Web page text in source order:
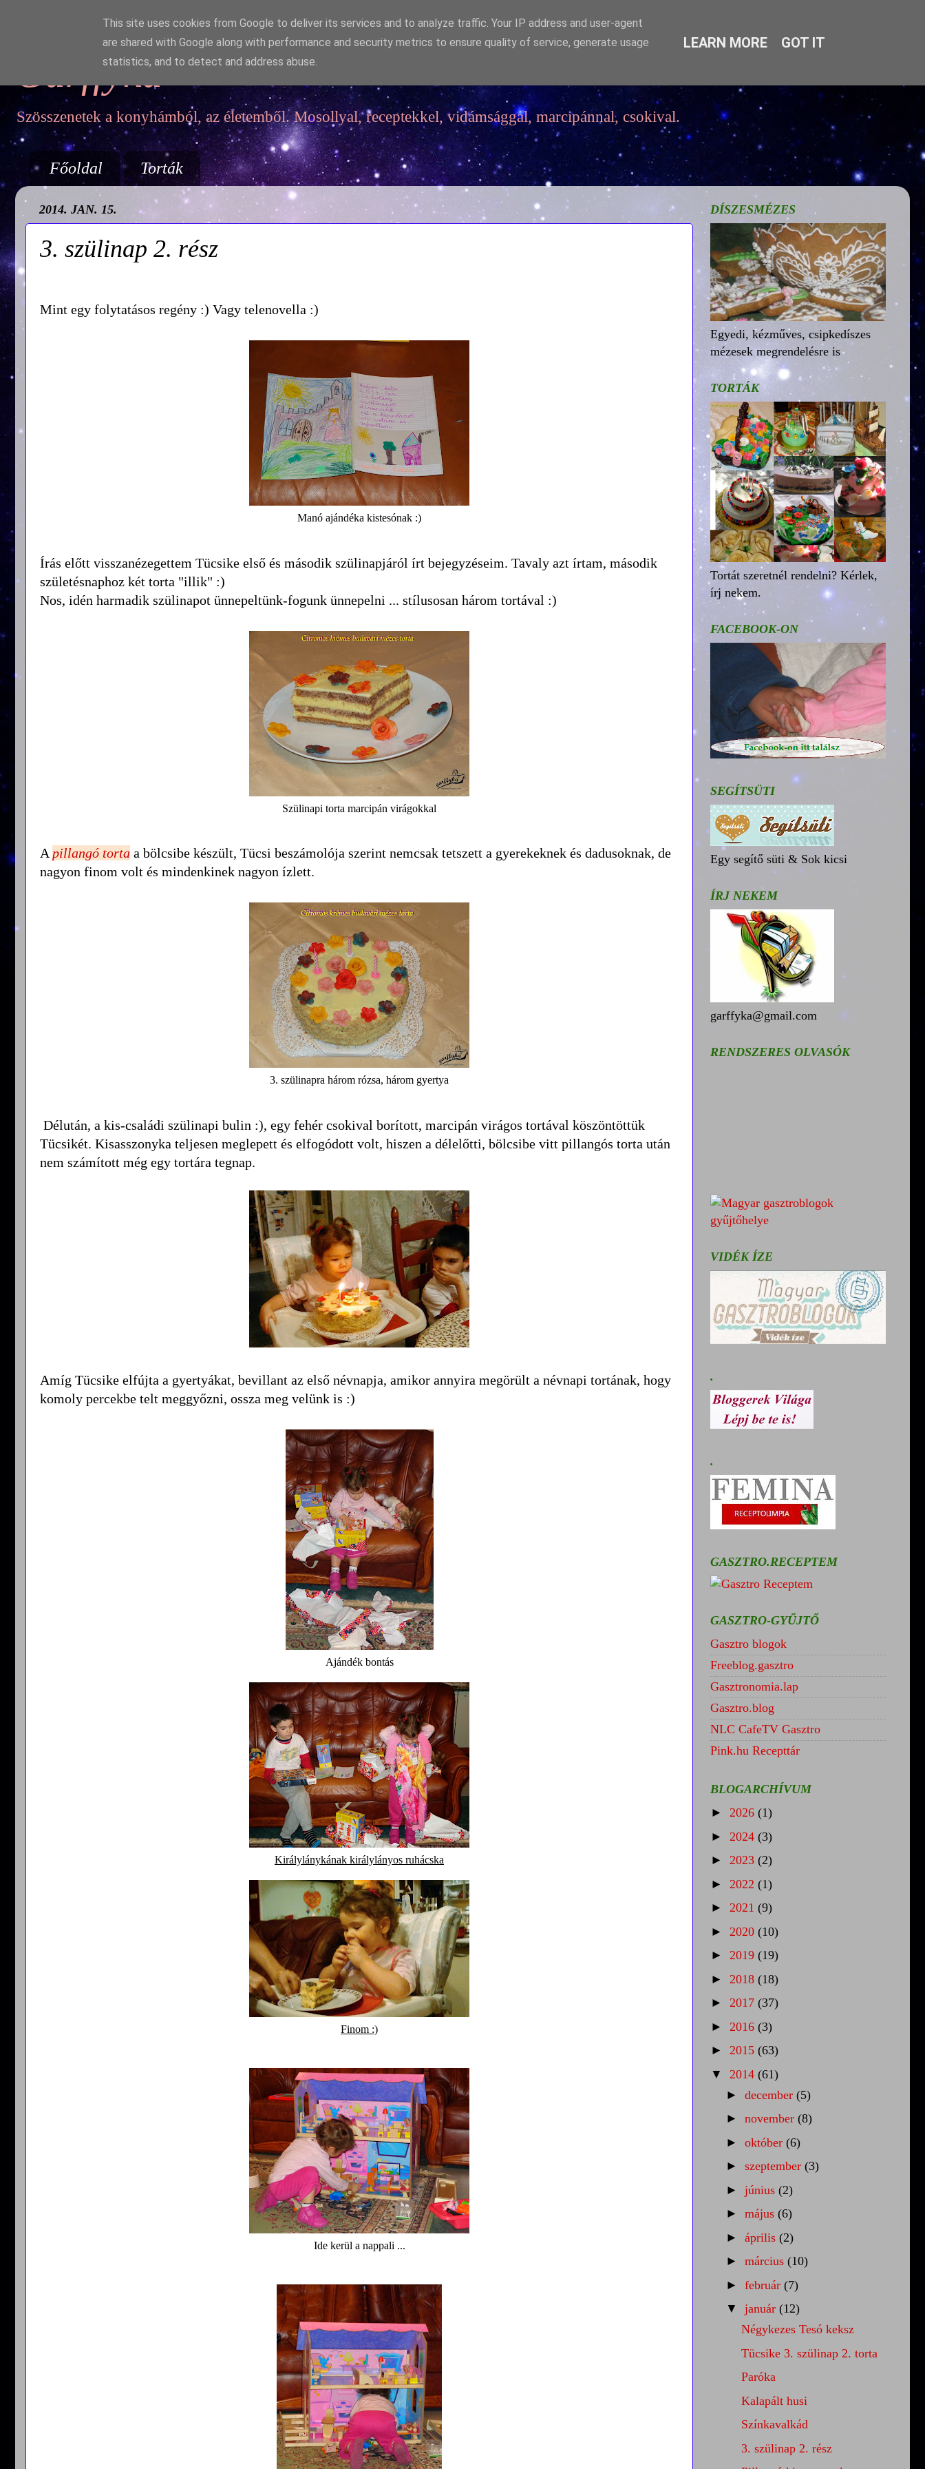
Garffyka
Szösszenetek a konyhámból, az életemből. Mosollyal, receptekkel, vidámsággal, marcipánnal, csokival.
Főoldal Torták
2014. JAN. 15.
3. szülinap 2. rész
Mint egy folytatásos regény :) Vagy telenovella :)
Manó ajándéka kistesónak :)
Írás előtt visszanézegettem Tücsike első és második szülinapjáról írt bejegyzéseim. Tavaly azt írtam, második
születésnaphoz két torta "illik" :)
Nos, idén harmadik szülinapot ünnepeltünk-fogunk ünnepelni ... stílusosan három tortával :)
Szülinapi torta marcipán virágokkal
Apillangó torta a bölcsibe készült, Tücsi beszámolója szerint nemcsak tetszett a gyerekeknek és dadusoknak, de
nagyon finom volt és mindenkinek nagyon ízlett.
3. szülinapra három rózsa, három gyertya
Délután, a kis-családi szülinapi bulin :), egy fehér csokival borított, marcipán virágos tortával köszöntöttük
Tücsikét. Kisasszonyka teljesen meglepett és elfogódott volt, hiszen a délelőtti, bölcsibe vitt pillangós torta után
nem számított még egy tortára tegnap.
Amíg Tücsike elfújta a gyertyákat, bevillant az első névnapja, amikor annyira megörült a névnapi tortának, hogy
komoly percekbe telt meggyőzni, ossza meg velünk is :)
Ajándék bontás
Királylánykának királylányos ruhácska
Finom :)
Ide kerül a nappali ...
DÍSZESMÉZES
Egyedi, kézműves, csipkedíszes
mézesek megrendelésre is
TORTÁK
Tortát szeretnél rendelni? Kérlek,
írj nekem.
FACEBOOK-ON
SEGÍTSÜTI
Egy segítő süti & Sok kicsi
ÍRJ NEKEM
garffyka@gmail.com
RENDSZERES OLVASÓK
VIDÉK ÍZE
.
.
GASZTRO.RECEPTEM
GASZTRO-GYŰJTŐ
Gasztro blogok
Freeblog.gasztro
Gasztronomia.lap
Gasztro.blog
NLC CafeTV Gasztro
Pink.hu Recepttár
BLOGARCHÍVUM
► 2026 (1)
► 2024 (3)
► 2023 (2)
► 2022 (1)
► 2021 (9)
► 2020 (10)
► 2019 (19)
► 2018 (18)
► 2017 (37)
► 2016 (3)
► 2015 (63)
▼ 2014 (61)
► december (5)
► november (8)
► október (6)
► szeptember (3)
► június (2)
► május (6)
► április (2)
► március (10)
► február (7)
▼ január (12)
Négykezes Tesó keksz
Tücsike 3. szülinap 2. torta
Paróka
Kalapált husi
Színkavalkád
3. szülinap 2. rész
This site uses cookies from Google to deliver its services and to analyze traffic. Your IP address and user-agent
are shared with Google along with performance and security metrics to ensure quality of service, generate usage
statistics, and to detect and address abuse.
LEARN MORE GOT IT